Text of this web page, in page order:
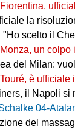
Fiorentina, ufficiale la
la risoluzione del
scelto il
Monza, un
del Milan:
Touré, è ufficiale
il Napoli si
04-
del massaggiatore di